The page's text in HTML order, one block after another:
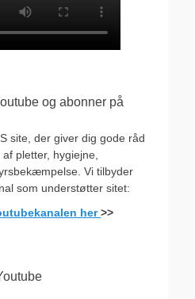
og abonner på
site, der giver dig gode råd
pletter, hygiejne,
Vi tilbyder
som understøtter sitet:
her>>